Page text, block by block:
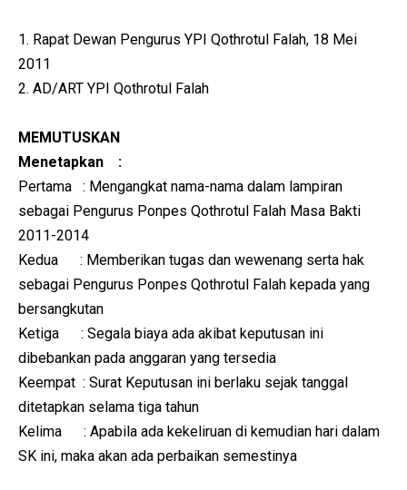
1. Rapat Dewan Pengurus YPI Qothrotul Falah, 18 Mei
2011
2. AD/ART YPI Qothrotul Falah
MEMUTUSKAN
Menetapkan :
Pertama : Mengangkat nama-nama dalam lampiran
sebagai Pengurus Ponpes Qothrotul Falah Masa Bakti
2011-2014
Kedua : Memberikan tugas dan wewenang serta hak
sebagai Pengurus Ponpes Qothrotul Falah kepada yang
bersangkutan
Ketiga : Segala biaya ada akibat keputusan ini
dibebankan pada anggaran yang tersedia
Keempat : Surat Keputusan ini berlaku sejak tanggal
ditetapkan selama tiga tahun
Kelima : Apabila ada kekeliruan di kemudian hari dalam
SK ini, maka akan ada perbaikan semestinya